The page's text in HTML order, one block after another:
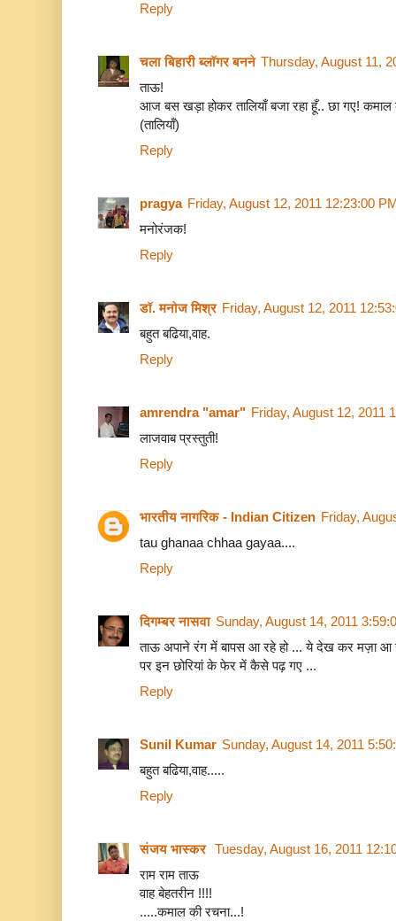
Reply
चला बिहारी ब्लॉगर बनने Thursday, August 11,
ताऊ!
आज बस खड़ा होकर तालियाँ बजा रहा हूँ.. छा गए!
(तालियाँ)
Reply
pragya Friday, August 12, 2011 12:23:00
मनोरंजक!
Reply
डॉ. मनोज मिश्र Friday, August 12, 2011
बहुत बढिया,वाह.
Reply
amrendra "amar" Friday, August 12, 2011
लाजवाब प्रस्तुती!
Reply
भारतीय नागरिक - Indian Citizen Friday,
tau ghanaa chhaa gayaa....
Reply
दिगम्बर नासवा Sunday, August 14, 2011
ताऊ अपाने रंग में बापस आ रहे हो ... ये देख कर मज़ा आ
पर इन छोरियां के फेर में कैसे पढ़ गए ...
Reply
Sunil Kumar Sunday, August 14, 2011
बहुत बढिया,वाह.....
Reply
संजय भास्‍कर Tuesday, August 16, 2011
राम राम ताऊ
वाह बेहतरीन !!!!
.....कमाल की रचना...!